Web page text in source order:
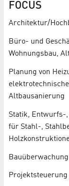
FOCUS
Architektur/
Büro- und
Wohnungsbau,
Planung von
Altbausanierung
Statik, Entwurfs-
für Stahl-,
Bauüberwachung
Projektsteuerung